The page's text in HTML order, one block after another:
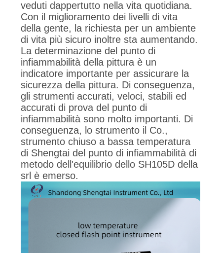
veduti dappertutto nella vita quotidiana.
Con il miglioramento dei livelli di vita
della gente, la richiesta per un ambiente
di vita più sicuro inoltre sta aumentando.
La determinazione del punto di
infiammabilità della pittura è un
indicatore importante per assicurare la
sicurezza della pittura. Di conseguenza,
gli strumenti accurati, veloci, stabili ed
accurati di prova del punto di
infiammabilità sono molto importanti. Di
conseguenza, lo strumento il Co.,
strumento chiuso a bassa temperatura
di Shengtai del punto di infiammabilità di
metodo dell'equilibrio dello SH105D della
srl è emerso.